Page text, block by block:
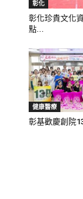
彰化
彰化珍貴文化
點...
健康醫療
彰基歡慶創院